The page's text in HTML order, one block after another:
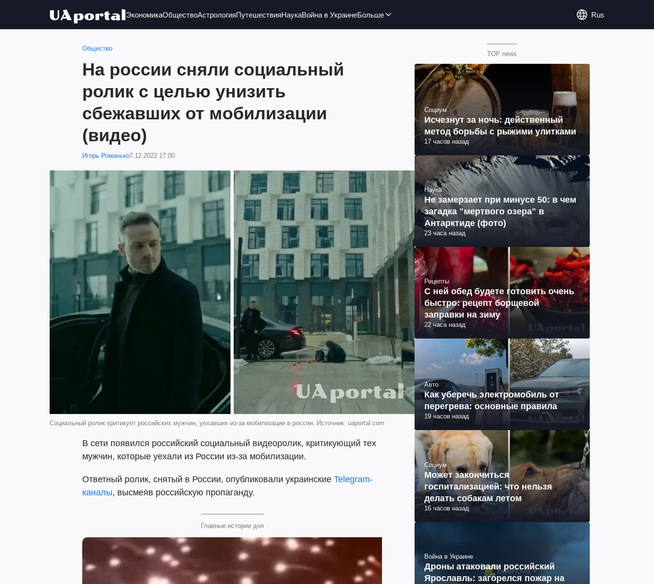
ЭкономикаОбществоАстрологияПутешествияНаукаВойна в УкраинеБольше Rus
Общество
На россии сняли социальный
ролик с целью унизить
сбежавших от мобилизации
(видео)
Игорь Романько7.12.2022 17:00
Социальный ролик критикует российских мужчин, уехавших из-за мобилизации в россии. Источник: uaportal.com
В сети появился российский социальный видеоролик, критикующий тех
мужчин, которые уехали из России из-за мобилизации.
Ответный ролик, снятый в России, опубликовали украинские Telegram-
каналы, высмеяв российскую пропаганду.
Главные истории дня
TOP news
Социум
Исчезнут за ночь: действенный
метод борьбы с рыжими улитками
17 часов назад
Наука
Не замерзает при минусе 50: в чем
загадка "мертвого озера" в
Антарктиде (фото)
23 часа назад
Рецепты
С ней обед будете готовить очень
быстро: рецепт борщевой
заправки на зиму
22 часа назад
Авто
Как уберечь электромобиль от
перегрева: основные правила
19 часов назад
Социум
Может закончиться
госпитализацией: что нельзя
делать собакам летом
16 часов назад
Война в Украине
Дроны атаковали российский
Ярославль: загорелся пожар на